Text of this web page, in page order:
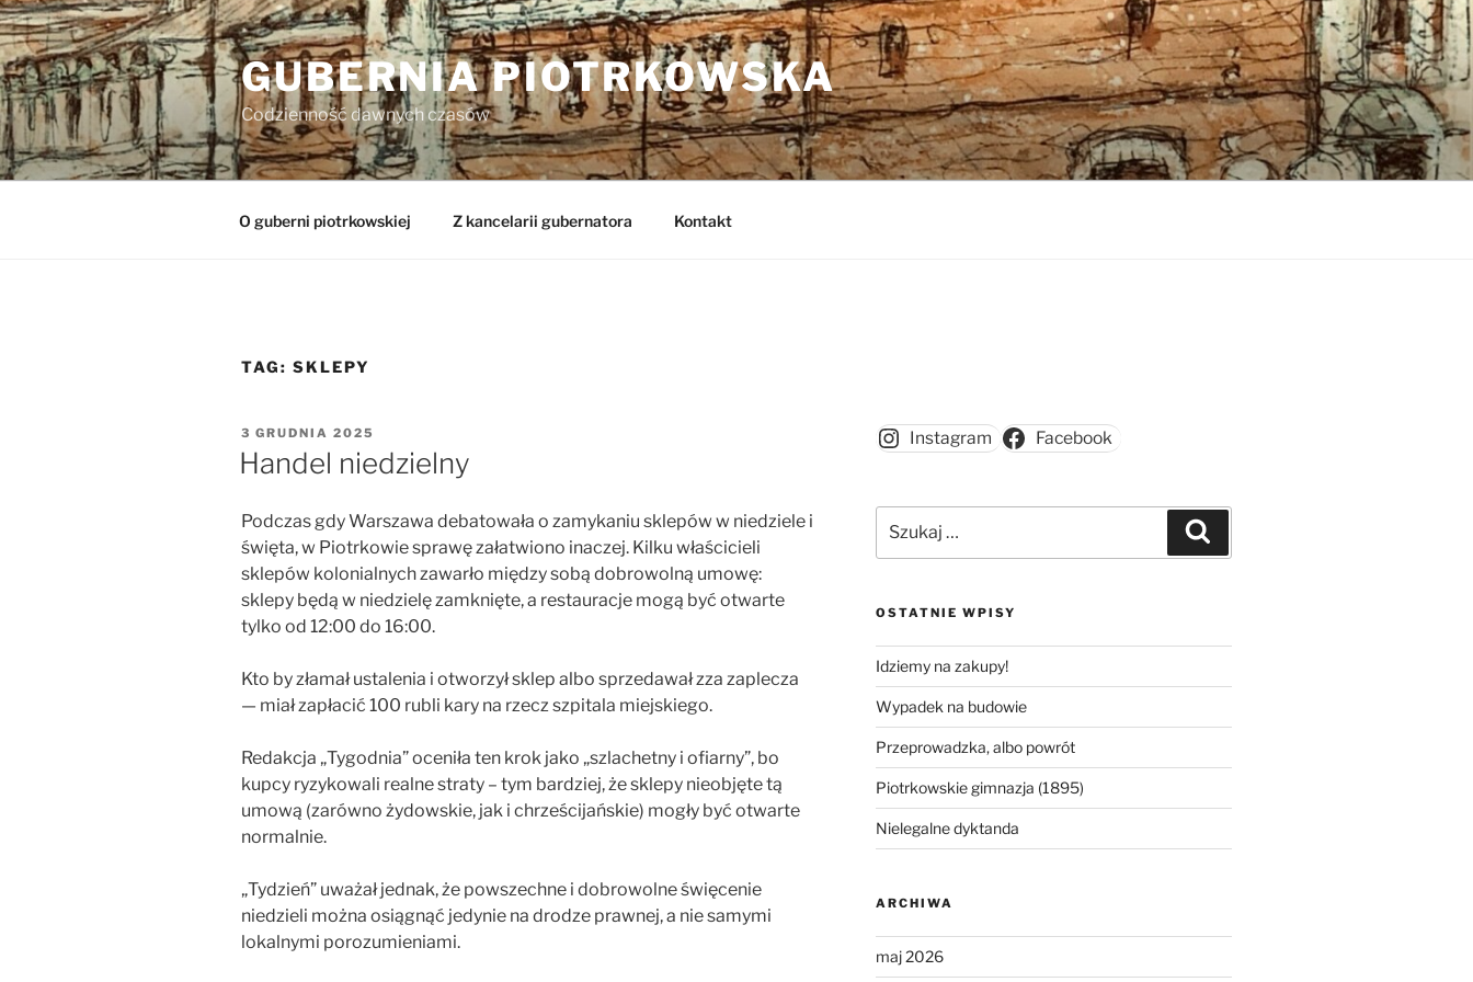
Przejdź
do
treści
GUBERNIA PIOTRKOWSKA
Codzienność dawnych czasów
O guberni piotrkowskiej Z kancelarii gubernatora Kontakt
TAG: SKLEPY
OPUBLIKOWANE
W
3 GRUDNIA 2025
Handel niedzielny
Podczas gdy Warszawa debatowała o zamykaniu sklepów w niedziele i
święta, w Piotrkowie sprawę załatwiono inaczej. Kilku właścicieli
sklepów kolonialnych zawarło między sobą dobrowolną umowę:
sklepy będą w niedzielę zamknięte, a restauracje mogą być otwarte
tylko od 12:00 do 16:00.
Kto by złamał ustalenia i otworzył sklep albo sprzedawał zza zaplecza
— miał zapłacić 100 rubli kary na rzecz szpitala miejskiego.
Redakcja „Tygodnia” oceniła ten krok jako „szlachetny i ofiarny”, bo
kupcy ryzykowali realne straty – tym bardziej, że sklepy nieobjęte tą
umową (zarówno żydowskie, jak i chrześcijańskie) mogły być otwarte
normalnie.
„Tydzień” uważał jednak, że powszechne i dobrowolne święcenie
niedzieli można osiągnąć jedynie na drodze prawnej, a nie samymi
lokalnymi porozumieniami.
Instagram Facebook
OSTATNIE WPISY
Idziemy na zakupy!
Wypadek na budowie
Przeprowadzka, albo powrót
Piotrkowskie gimnazja (1895)
Nielegalne dyktanda
ARCHIWA
maj 2026